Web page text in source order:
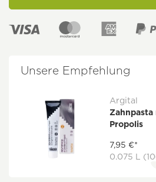
Unsere Empfehlung
Argital
Propolis
7,95 €*
0.075 L